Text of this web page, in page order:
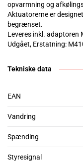
opvarmning og
Aktuatorerne er
begrænset.
Leveres inkl. adaptoren
Udgået, Erstatning:
Tekniske data
EAN
Vandring
Spænding
Styresignal